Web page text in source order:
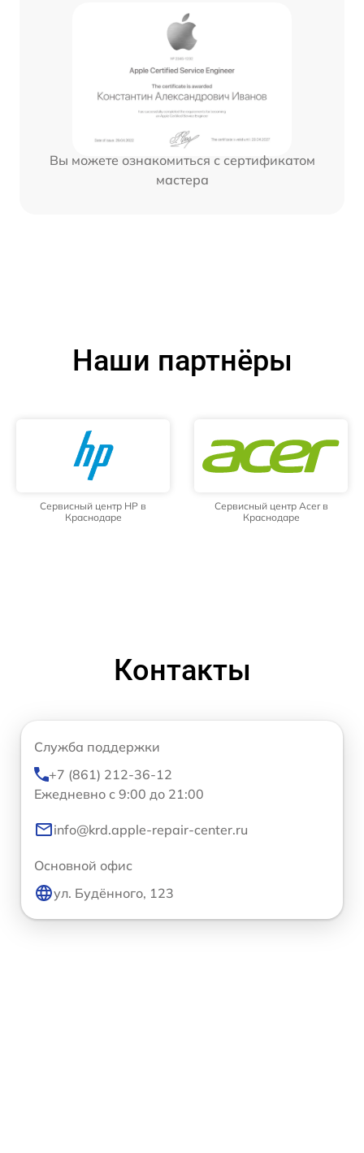
Вы можете ознакомиться с сертификатом
мастера
Наши партнёры
Сервисный центр HP в
Краснодаре
Сервисный центр Acer в
Краснодаре
Контакты
Служба поддержки
+7 (861) 212-36-12
Ежедневно с 9:00 до 21:00
info@krd.apple-repair-center.ru
Основной офис
ул. Будённого, 123